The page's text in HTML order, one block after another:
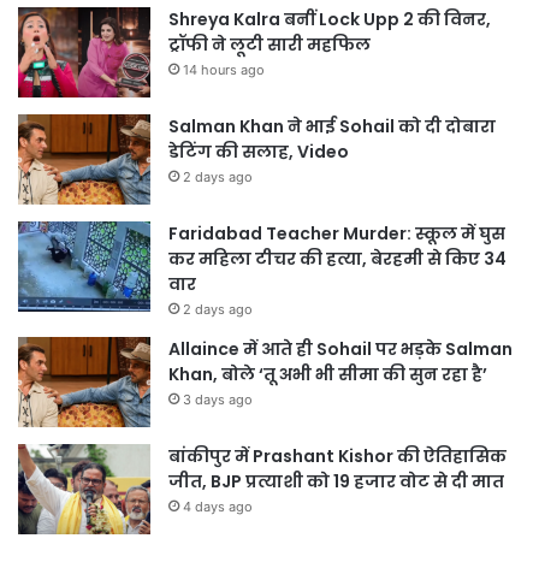
Shreya Kalra बनीं Lock Upp 2 की विनर,
ट्रॉफी ने लूटी सारी महफिल
14 hours ago
Salman Khan ने भाई Sohail को दी दोबारा
डेटिंग की सलाह, Video
2 days ago
Faridabad Teacher Murder: स्कूल में घुस
कर महिला टीचर की हत्या, बेरहमी से किए 34
वार
2 days ago
Allaince में आते ही Sohail पर भड़के Salman
Khan, बोले ‘तू अभी भी सीमा की सुन रहा है’
3 days ago
बांकीपुर में Prashant Kishor की ऐतिहासिक
जीत, BJP प्रत्याशी को 19 हजार वोट से दी मात
4 days ago